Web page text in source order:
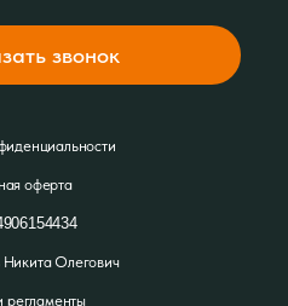
регламенты
Олегович
оферта
звонок